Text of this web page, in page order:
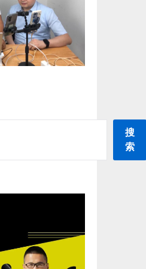
搜
索